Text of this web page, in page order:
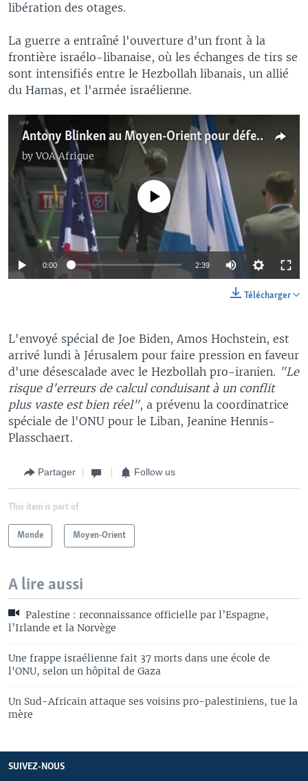
libération des otages.
La guerre a entraîné l'ouverture d'un front à la
frontière israélo-libanaise, où les échanges de tirs se
sont intensifiés entre le Hezbollah libanais, un allié
du Hamas, et l'armée israélienne.
Antony Blinken au Moyen-Orient pour défendre le plan de cessez-le-feu dans la bande de Gaza
byVOA Afrique
No media source currently available
0:00 2:39
Télécharger
L'envoyé spécial de Joe Biden, Amos Hochstein, est
arrivé lundi à Jérusalem pour faire pression en faveur
d'une désescalade avec le Hezbollah pro-iranien. "Le
risque d'erreurs de calcul conduisant à un conflit
plus vaste est bien réel", a prévenu la coordinatrice
spéciale de l'ONU pour le Liban, Jeanine Hennis-
Plasschaert.
Partager Follow us
This item is part of
Monde Moyen-Orient
A lire aussi
Palestine : reconnaissance officielle par l’Espagne,
l’Irlande et la Norvège
Une frappe israélienne fait 37 morts dans une école de
l'ONU, selon un hôpital de Gaza
Un Sud-Africain attaque ses voisins pro-palestiniens, tue la
mère
SUIVEZ-NOUS